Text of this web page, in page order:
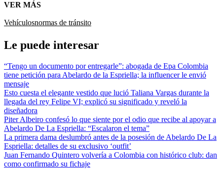
VER MÁS
Vehículosnormas de tránsito
Le puede interesar
“Tengo un documento por entregarle”: abogada de Epa Colombia
tiene petición para Abelardo de la Espriella; la influencer le envió
mensaje
Esto cuesta el elegante vestido que lució Taliana Vargas durante la
llegada del rey Felipe VI; explicó su significado y reveló la
diseñadora
Piter Albeiro confesó lo que siente por el odio que recibe al apoyar a
Abelardo De La Espriella: “Escalaron el tema”
La primera dama deslumbró antes de la posesión de Abelardo De La
Espriella: detalles de su exclusivo ‘outfit’
Juan Fernando Quintero volvería a Colombia con histórico club: dan
como confirmado su fichaje